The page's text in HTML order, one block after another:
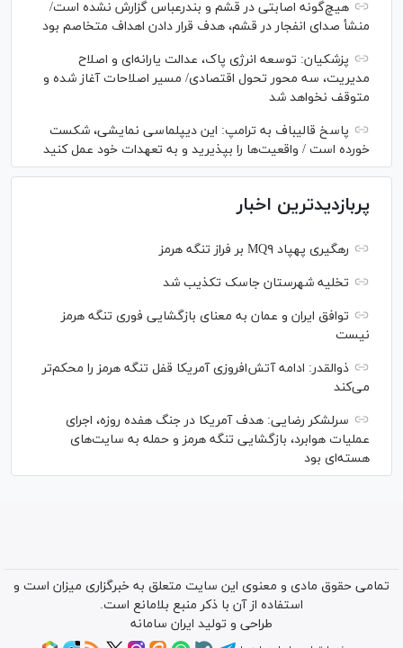
هیچ‌گونه اصابتی در قشم و بندرعباس گزارش نشده است/
منشأ صدای انفجار در قشم، هدف قرار دادن اهداف متخاصم بود
پزشکیان: توسعه انرژی پاک، عدالت یارانه‌ای و اصلاح
مدیریت، سه محور تحول اقتصادی/ مسیر اصلاحات آغاز شده و
متوقف نخواهد شد
پاسخ قالیباف به ترامپ: این دیپلماسی نمایشی، شکست
خورده است / واقعیت‌ها را بپذیرید و به تعهدات خود عمل کنید
پربازدیدترین اخبار
رهگیری پهپاد MQ۹ بر فراز تنگه هرمز
تخلیه شهرستان جاسک تکذیب شد
توافق ایران و عمان به معنای بازگشایی فوری تنگه هرمز
نیست
ذوالقدر: ادامه آتش‌افروزی آمریکا قفل تنگه هرمز را محکم‌تر
می‌کند
سرلشکر رضایی: هدف آمریکا در جنگ هفده روزه، اجرای
عملیات هوابرد، بازگشایی تنگه هرمز و حمله به سایت‌های
هسته‌ای بود
تمامی حقوق مادی و معنوی این سایت متعلق به خبرگزاری میزان است و
استفاده از آن با ذکر منبع بلامانع است.
طراحی و تولید ایران سامانه